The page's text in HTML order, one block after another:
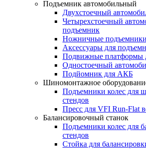
Подъемник автомобильный
Двухстоечный
Четырехстоечный
подъемник
Ножничные подъемники
Аксессуары для
Подвижные платформы
Одностоечный
Подйомник для АКБ
Шиномонтажное
Подъемники колес для
стендов
Пресс для VFI Run-Flat
Балансировочный станок
Подъемники колес для
стендов
Стойка для